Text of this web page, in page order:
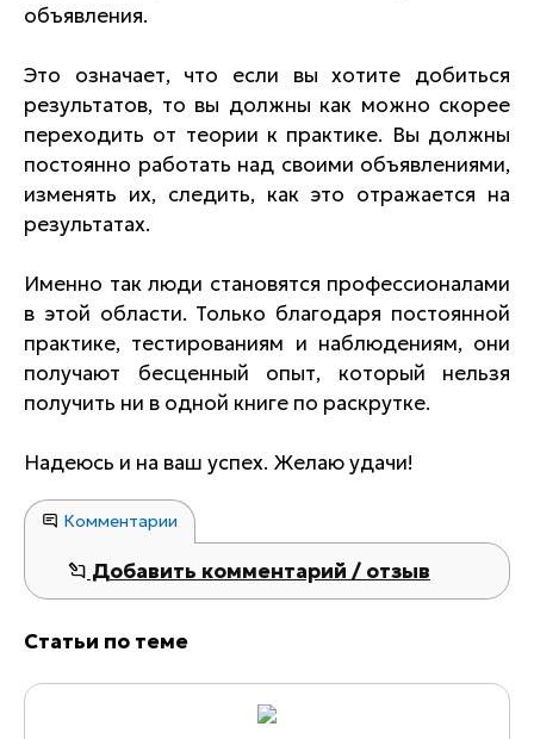
объявления.
Это означает, что если вы хотите добиться
результатов, то вы должны как можно скорее
переходить от теории к практике. Вы должны
постоянно работать над своими объявлениями,
изменять их, следить, как это отражается на
результатах.
Именно так люди становятся профессионалами
в этой области. Только благодаря постоянной
практике, тестированиям и наблюдениям, они
получают бесценный опыт, который нельзя
получить ни в одной книге по раскрутке.
Надеюсь и на ваш успех. Желаю удачи!
Комментарии
Добавить комментарий / отзыв
Статьи по теме